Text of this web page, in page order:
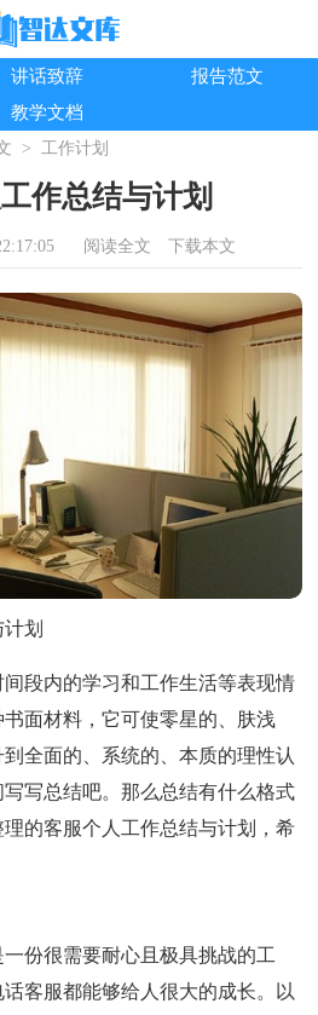
讲话致辞
报告范文
教学文档
> 工作计划
作总结与计划
阅读全文 下载本文
划
段内的学习和工作生活等表现情
面材料，它可使零星的、肤浅
全面的、系统的、本质的理性认
写总结吧。那么总结有什么格式
的客服个人工作总结与计划，希
份很需要耐心且极具挑战的工
客服都能够给人很大的成长。以